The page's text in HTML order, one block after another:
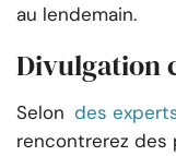
au lendemain.
Divulgation
Selon des
rencontrerez des